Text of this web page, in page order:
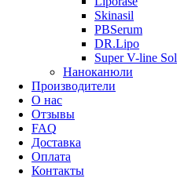
Skinasil
PBSerum
DR.Lipo
Super V-line Sol
Наноканюли
Производители
О нас
Отзывы
FAQ
Доставка
Оплата
Контакты